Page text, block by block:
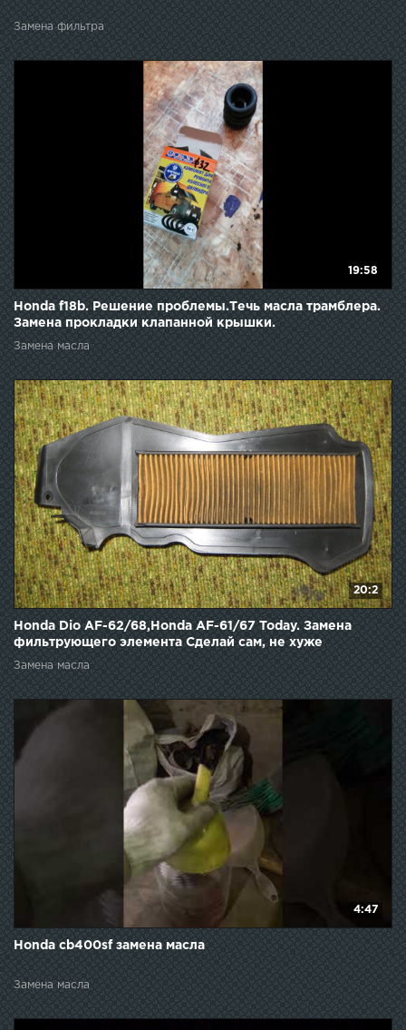
Замена фильтра
19:58
Honda f18b. Решение проблемы.Течь масла трамблера.
Замена прокладки клапанной крышки.
Замена масла
20:2
Honda Dio AF-62/68,Honda AF-61/67 Today. Замена
фильтрующего элемента Сделай сам, не хуже
оригинала!
Замена масла
4:47
Honda cb400sf замена масла
Замена масла